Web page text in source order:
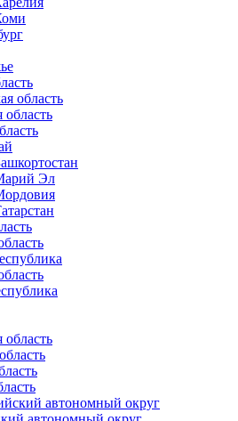
область
область
Эл
область
автономный округ